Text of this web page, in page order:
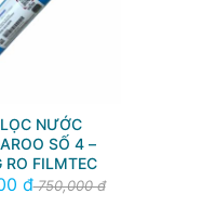
NƯỚC
SỐ 4 –
RO FILMTEC
đ750,000 đ